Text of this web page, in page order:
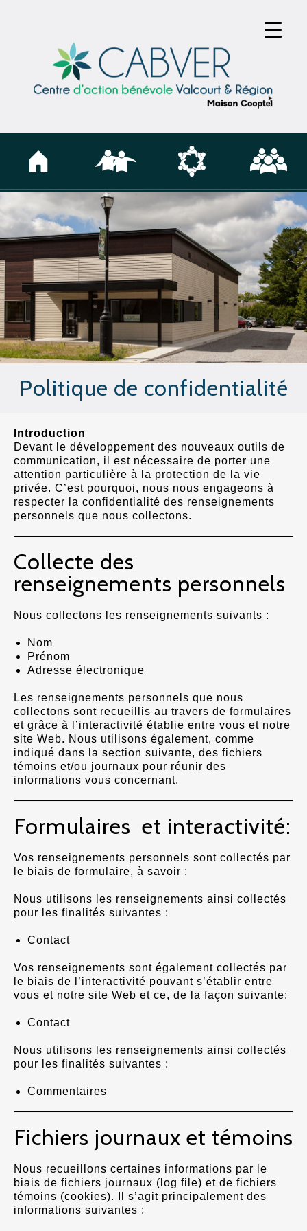
Politique de confidentialité
Introduction
Devant le développement des nouveaux outils de
communication, il est nécessaire de porter une
attention particulière à la protection de la vie
privée. C’est pourquoi, nous nous engageons à
respecter la confidentialité des renseignements
personnels que nous collectons.
Collecte des
renseignements personnels
Nous collectons les renseignements suivants :
Nom
Prénom
Adresse électronique
Les renseignements personnels que nous
collectons sont recueillis au travers de formulaires
et grâce à l’interactivité établie entre vous et notre
site Web. Nous utilisons également, comme
indiqué dans la section suivante, des fichiers
témoins et/ou journaux pour réunir des
informations vous concernant.
Formulaires et interactivité:
Vos renseignements personnels sont collectés par
le biais de formulaire, à savoir :
Nous utilisons les renseignements ainsi collectés
pour les finalités suivantes :
Contact
Vos renseignements sont également collectés par
le biais de l’interactivité pouvant s’établir entre
vous et notre site Web et ce, de la façon suivante:
Contact
Nous utilisons les renseignements ainsi collectés
pour les finalités suivantes :
Commentaires
Fichiers journaux et témoins
Nous recueillons certaines informations par le
biais de fichiers journaux (log file) et de fichiers
témoins (cookies). Il s’agit principalement des
informations suivantes :